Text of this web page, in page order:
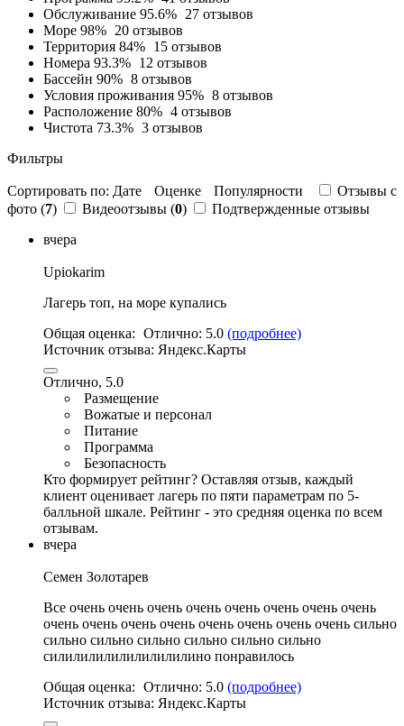
Обслуживание 95.6% 27 отзывов
Море 98% 20 отзывов
Территория 84% 15 отзывов
Номера 93.3% 12 отзывов
Бассейн 90% 8 отзывов
Условия проживания 95% 8 отзывов
Расположение 80% 4 отзывов
Чистота 73.3% 3 отзывов
Фильтры
Сортировать по: Дате Оценке Популярности
Отзывы c
фото (7) Видеоотзывы (0)
Подтвержденные отзывы
вчера
Upiokarim
Лагерь топ, на море купались
Общая оценка: Отлично: 5.0 (подробнее)
Источник отзыва: Яндекс.Карты
Отлично, 5.0
Размещение
Вожатые и персонал
Питание
Программа
Безопасность
Кто формирует рейтинг? Оставляя отзыв, каждый
клиент оценивает лагерь по пяти параметрам по 5-
балльной шкале. Рейтинг - это средняя оценка по всем
отзывам.
вчера
Семен Золотарев
Все очень очень очень очень очень очень очень очень
очень очень очень очень очень очень очень очень сильно
сильно сильно сильно сильно сильно сильно
силилилилилилилилилино понравилось
Общая оценка: Отлично: 5.0 (подробнее)
Источник отзыва: Яндекс.Карты